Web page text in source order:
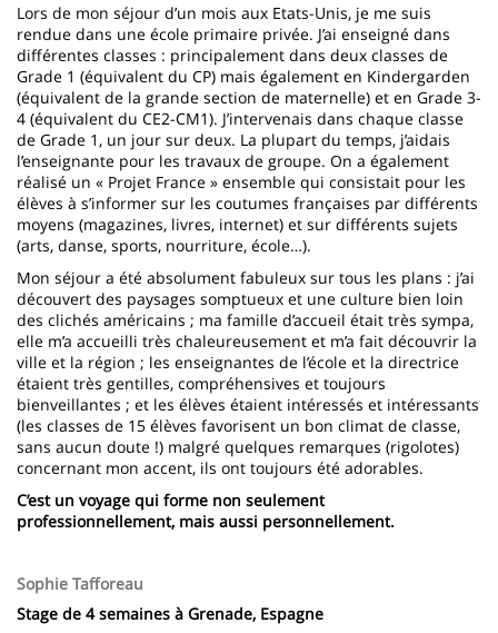
Lors de mon séjour d’un mois aux Etats-Unis, je me suis
rendue dans une école primaire privée. J’ai enseigné dans
différentes classes : principalement dans deux classes de
Grade 1 (équivalent du CP) mais également en Kindergarden
(équivalent de la grande section de maternelle) et en Grade 3-
4 (équivalent du CE2-CM1). J’intervenais dans chaque classe
de Grade 1, un jour sur deux. La plupart du temps, j’aidais
l’enseignante pour les travaux de groupe. On a également
réalisé un « Projet France » ensemble qui consistait pour les
élèves à s’informer sur les coutumes françaises par différents
moyens (magazines, livres, internet) et sur différents sujets
(arts, danse, sports, nourriture, école…).
Mon séjour a été absolument fabuleux sur tous les plans : j’ai
découvert des paysages somptueux et une culture bien loin
des clichés américains ; ma famille d’accueil était très sympa,
elle m’a accueilli très chaleureusement et m’a fait découvrir la
ville et la région ; les enseignantes de l’école et la directrice
étaient très gentilles, compréhensives et toujours
bienveillantes ; et les élèves étaient intéressés et intéressants
(les classes de 15 élèves favorisent un bon climat de classe,
sans aucun doute !) malgré quelques remarques (rigolotes)
concernant mon accent, ils ont toujours été adorables.
C’est un voyage qui forme non seulement
professionnellement, mais aussi personnellement.
Sophie Tafforeau
Stage de 4 semaines à Grenade, Espagne